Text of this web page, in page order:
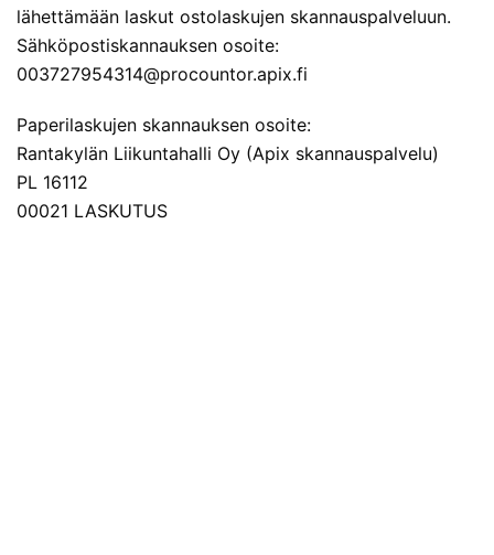
lähettämään laskut ostolaskujen skannauspalveluun.
Sähköpostiskannauksen osoite:
003727954314@procountor.apix.fi
Paperilaskujen skannauksen osoite:
Rantakylän Liikuntahalli Oy (Apix skannauspalvelu)
PL 16112
00021 LASKUTUS